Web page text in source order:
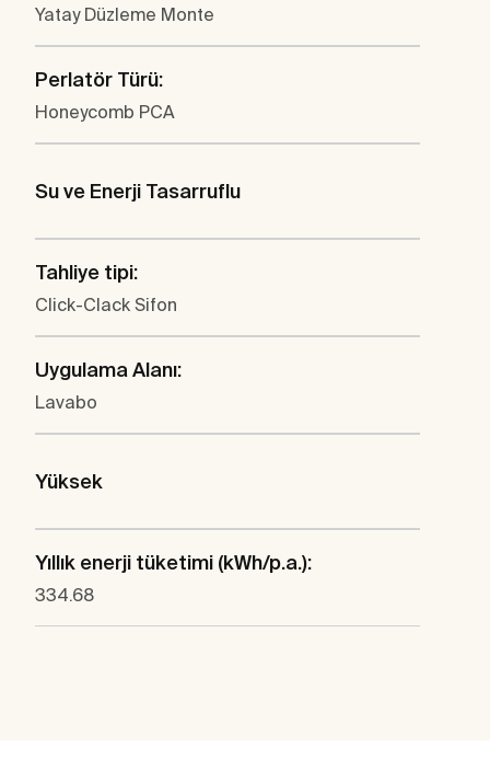
Yatay Düzleme Monte
Perlatör Türü:
Honeycomb PCA
Su ve Enerji Tasarruflu
Tahliye tipi:
Click-Clack Sifon
Uygulama Alanı:
Lavabo
Yüksek
Yıllık enerji tüketimi (kWh/p.a.):
334.68